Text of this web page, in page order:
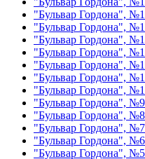
"Бульвар Гордона",
"Бульвар Гордона",
"Бульвар Гордона",
"Бульвар Гордона",
"Бульвар Гордона",
"Бульвар Гордона",
"Бульвар Гордона",
"Бульвар Гордона",
"Бульвар Гордона",
"Бульвар Гордона",
"Бульвар Гордона",
"Бульвар Гордона",